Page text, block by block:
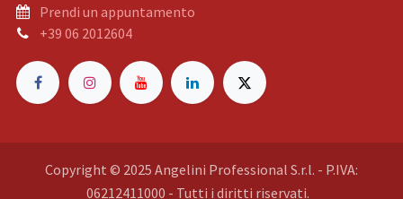
Prendi un appuntamento
+39 06 2012604
Copyright © 2025 Angelini Professional S.r.l. - P.IVA:
06212411000 - Tutti i diritti riservati.